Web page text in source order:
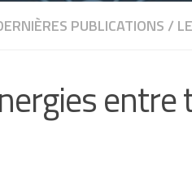
PUBLICATIONS /